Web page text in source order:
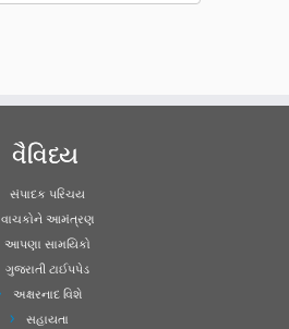
વૈવિધ્ય
સંપાદક પરિચય
વાચકોને આમંત્રણ
આપણા સામયિકો
ગુજરાતી ટાઈપપેડ
અક્ષરનાદ વિશે
સહાયતા